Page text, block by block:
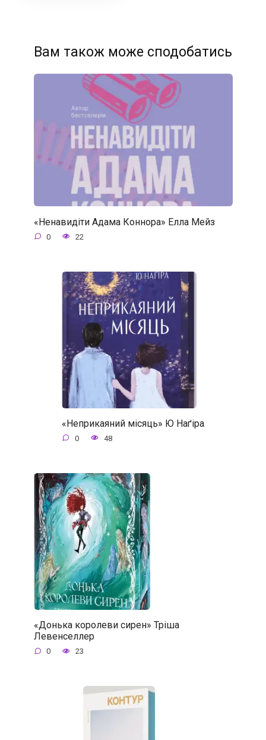
Вам також може сподобатись
«Ненавидіти Адама Коннора» Елла Мейз
0 22
«Неприкаяний місяць» Ю Наґіра
0 48
«Донька королеви сирен» Тріша
Левенселлер
0 23